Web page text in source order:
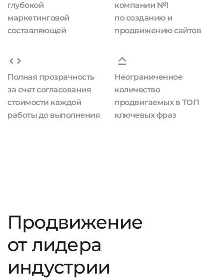
глубокой
маркетинговой
составляющей
компании №1
по созданию и
продвижению сайтов
Полная прозрачность
за счет согласования
стоимости каждой
работы до выполнения
Неограниченное
количество
продвигаемых в ТОП
ключевых фраз
Продвижение
от лидера
индустрии